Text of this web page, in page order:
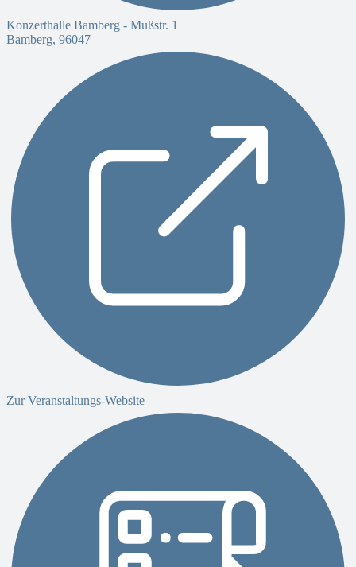
Konzerthalle Bamberg - Mußstr. 1
Bamberg, 96047
Zur Veranstaltungs-Website